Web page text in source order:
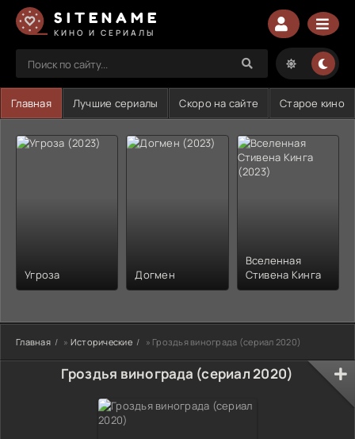
SITENAME
КИНО И СЕРИАЛЫ
Главная Лучшие сериалы Скоро на сайте Старое кино
Угроза Догмен
Вселенная
Стивена Кинга
Главная » Исторические » Гроздья винограда (сериал 2020)
Гроздья винограда (сериал 2020)